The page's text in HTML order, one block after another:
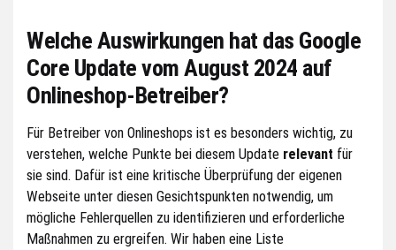
Welche Auswirkungen hat das Google
Core Update vom August 2024 auf
Onlineshop-Betreiber?
Für Betreiber von Onlineshops ist es besonders wichtig, zu
verstehen, welche Punkte bei diesem Update relevant für
sie sind. Dafür ist eine kritische Überprüfung der eigenen
Webseite unter diesen Gesichtspunkten notwendig, um
mögliche Fehlerquellen zu identifizieren und erforderliche
Maßnahmen zu ergreifen. Wir haben eine Liste